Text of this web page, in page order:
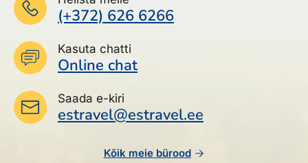
(+372) 626 6266
Kasuta chatti
Online chat
Saada e-kiri
estravel@estravel.ee
Kõik meie bürood